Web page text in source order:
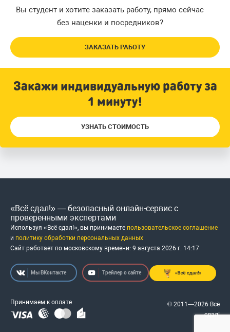
Вы студент и хотите заказать работу, прямо сейчас
без наценки и посредников?
ЗАКАЗАТЬ РАБОТУ
Закажи индивидуальную работу за
1 минуту!
УЗНАТЬ СТОИМОСТЬ
«Всё сдал!» — безопасный онлайн-сервис с
проверенными экспертами
Используя «Всё сдал!», вы принимаете пользовательское соглашение
и политику обработки персональных данных
Сайт работает по московскому времени: 9 августа 2026 г. 14:17
Мы ВКонтакте Трейлер о сайте
Принимаем к оплате
© 2011—2026 Всё
сдал!